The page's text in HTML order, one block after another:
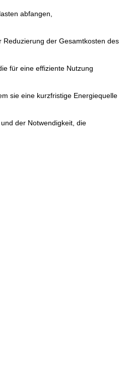
abfangen,
der Gesamtkosten des
für eine effiziente Nutzung
sie eine kurzfristige Energiequelle
der Notwendigkeit, die